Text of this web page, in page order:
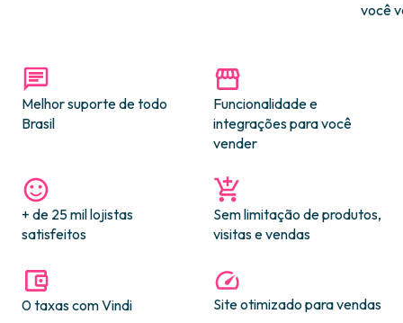
você
Melhor suporte de todo
Brasil
Funcionalidade e
integrações para você
vender
+ de 25 mil lojistas
satisfeitos​​​
Sem limitação de produtos,
visitas e vendas​​
0 taxas com Vindi​​ Site otimizado para vendas​​